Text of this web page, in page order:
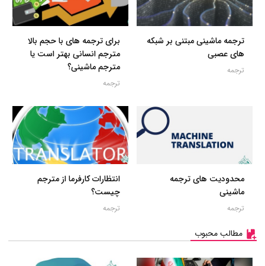
ترجمه ماشینی مبتنی بر شبکه
های عصبی
ترجمه
برای ترجمه های با حجم بالا
مترجم انسانی بهتر است یا
مترجم ماشینی؟
ترجمه
محدودیت های ترجمه
ماشینی
ترجمه
انتظارات کارفرما از مترجم
چیست؟
ترجمه
مطالب محبوب